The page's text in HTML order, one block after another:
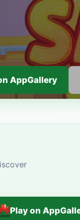
AppGallery
Play on